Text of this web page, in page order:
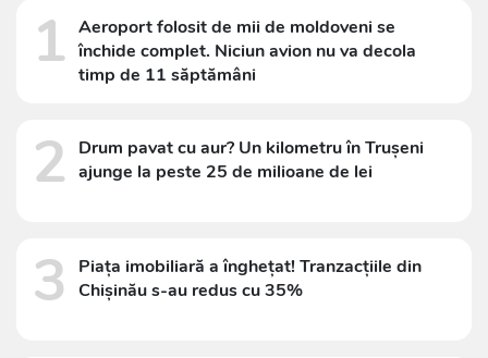
1 Aeroport folosit de mii de moldoveni se
închide complet. Niciun avion nu va decola
timp de 11 săptămâni
2
Drum pavat cu aur? Un kilometru în Trușeni
ajunge la peste 25 de milioane de lei
3
Piața imobiliară a înghețat! Tranzacțiile din
Chișinău s-au redus cu 35%